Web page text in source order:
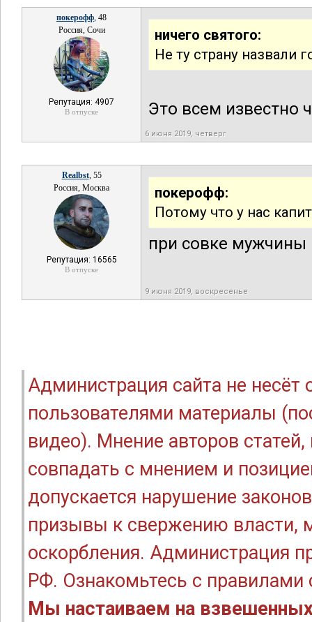
покерофф, 48
Россия, Сочи
Репутация: 4907
В отпуске
ничего святого:
Не ту страну назвали
Это всем известно
6 июня 2019, четверг
Realbst, 55
Россия, Москва
Репутация: 16565
В отпуске
покерофф:
Потому что у нас
при совке мужчины
9 июня 2019, воскресенье
Администрация сайта не
пользователями материалы
видео). Мнение авторов
совпадать с мнением и
допускается нарушение
призывы к свержению власти,
оскорбления. Администрация
РФ. Ознакомьтесь с правилами
Мы настаиваем на